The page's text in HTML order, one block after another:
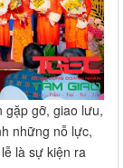
gặp gỡ, giao lưu,
những nỗ lực,
là sự kiện ra